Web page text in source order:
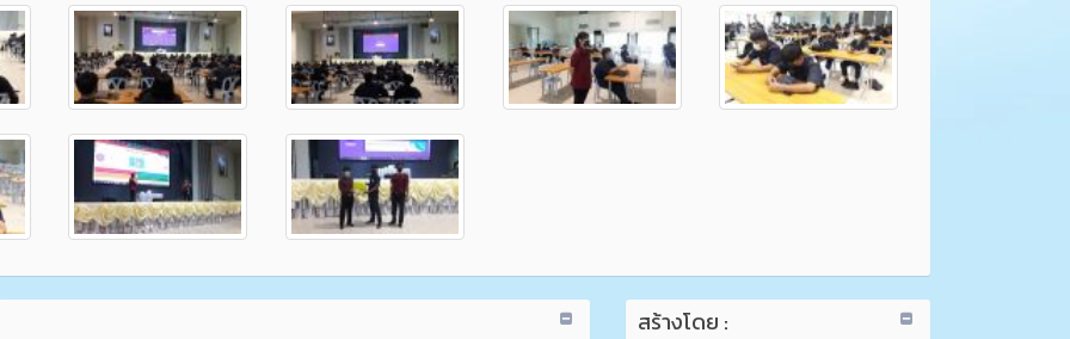
สร้างโดย :